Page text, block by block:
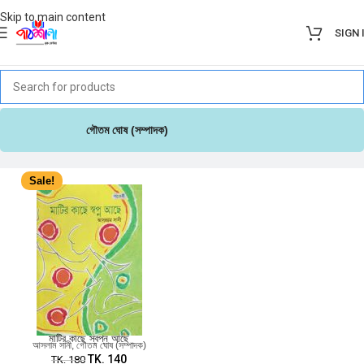
Skip to main content
SIGN
গৌতম ঘোষ (সম্পাদক)
Sale!
মাটির কাছে স্বপ্ন আছে
আসলাম সানী,গৌতম ঘোষ (সম্পাদক)
TK.180 TK. 140